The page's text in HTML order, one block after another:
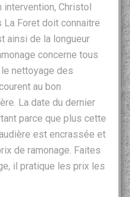
Christol
La Foret doit connaitre
ainsi de la longueur
concerne tous
nettoyage des
au bon
La date du dernier
parce que plus cette
est encrassée et
de ramonage. Faites
il pratique les prix les